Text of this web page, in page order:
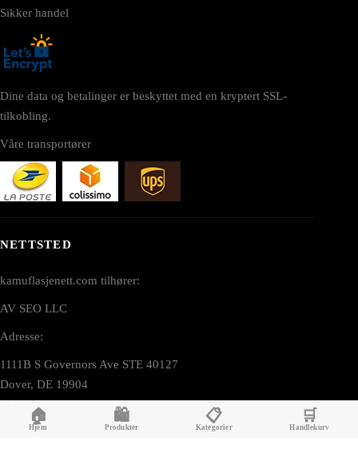
Sikker handel
Dine data og betalinger er beskyttet med en kryptert SSL-
tilkobling.
Våre transportører
NETTSTED
kamuflasjenett.com tilhører:
AV SEO LLC
Adresse:
1111B S Governors Ave STE 40127
Dover, DE 19904
USA
🏠
Hjem
🛍️
Produkter
📋
Kategorier
🛒
Handlekurv